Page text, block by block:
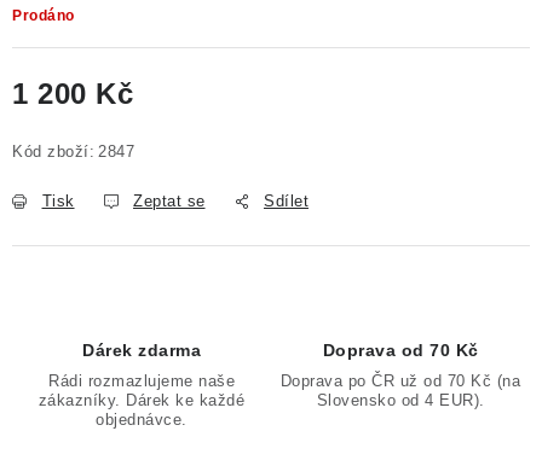
Prodáno
1 200 Kč
Kód zboží: 2847
Tisk Zeptat se Sdílet
Dárek zdarma
Rádi rozmazlujeme naše
zákazníky. Dárek ke každé
objednávce.
Doprava od 70 Kč
Doprava po ČR už od 70 Kč (na
Slovensko od 4 EUR).